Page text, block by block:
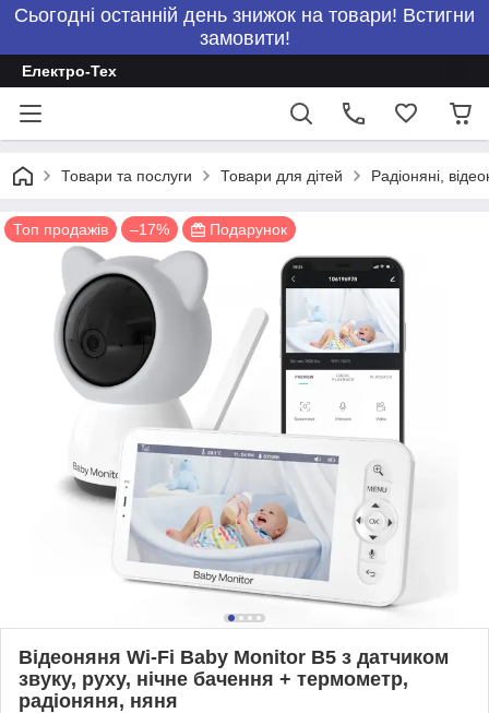
Сьогодні останній день знижок на товари! Встигни
замовити!
Електро-Тех
Товари та послуги Товари для дітей Радіоняні,
Топ продажів –17% Подарунок
Відеоняня Wi-Fi Baby Monitor B5 з датчиком
звуку, руху, нічне бачення + термометр,
радіоняня, няня